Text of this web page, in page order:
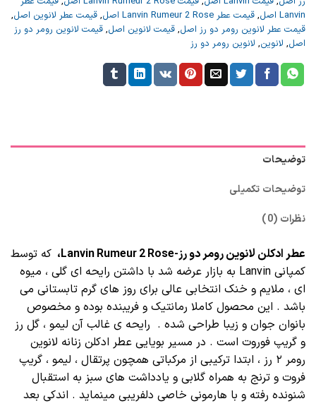
Lanvin اصل
, قیمت عطر Lanvin Rumeur 2 Rose اصل , قیمت عطر لانوین اصل,
قیمت عطر لانوین رومر دو رز اصل, قیمت لانوین اصل, قیمت لانوین رومر دو رز
اصل, لانوین, لانوین رومر دو رز
توضیحات
توضیحات تکمیلی
نظرات (0)
عطر ادکلن لانوین رومر دو رز-Lanvin Rumeur 2 Rose،
که توسط
کمپانی Lanvin به بازار عرضه شد با داشتن رایحه ای گلی ، میوه
ای ، ملایم و خنک انتخابی عالی برای روز های گرم تابستانی می
باشد . این محصول کاملا رمانتیک و فریبنده بوده و مخصوص
بانوان جوان و زیبا طراحی شده . رایحه ی غالب آن لیمو ، گل رز
و گریپ فوروت است . در مسیر بویایی عطر ادکلن زنانه لانوین
رومر ۲ رز ، ابتدا ترکیبی از مرکباتی همچون پرتقال ، لیمو ، گریپ
فروت و ترنج به همراه گلابی و یادداشت های سبز به استقبال
شنونده رفته و با هارمونی خاصی دلفریبی مینماید . اندکی بعد